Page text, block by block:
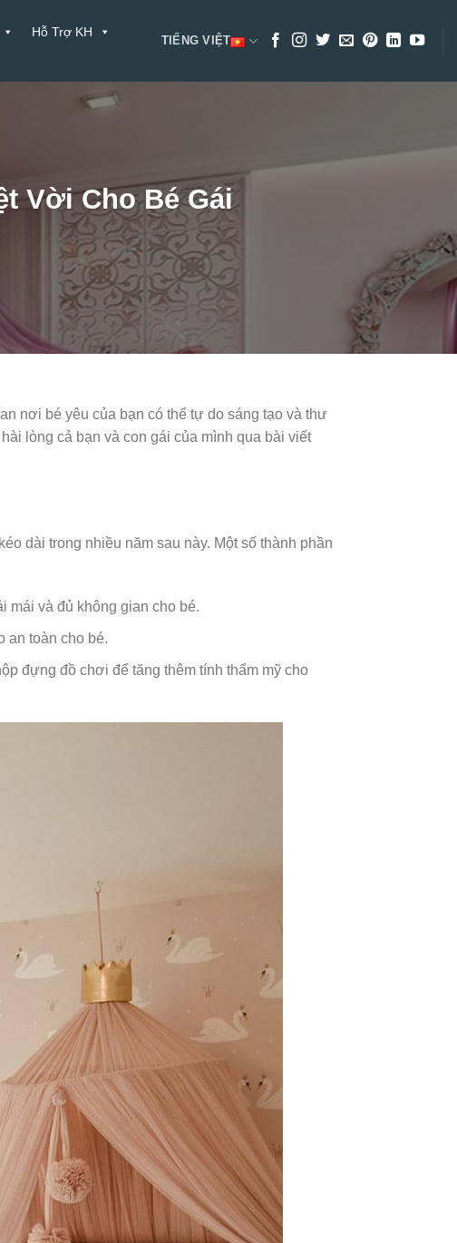
Hỗ Trợ KH
TIẾNG VIỆT
Vời Cho Bé Gái
nơi bé yêu của bạn có thể tự do sáng tạo và thư
lòng cả bạn và con gái của mình qua bài viết
dài trong nhiều năm sau này. Một số thành phần
và đủ không gian cho bé.
an toàn cho bé.
đựng đồ chơi để tăng thêm tính thẩm mỹ cho